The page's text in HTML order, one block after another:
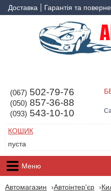
Доставка Гарантія та
(067) 502-79-76
(050) 857-36-88
(093) 543-10-10
КОШИК
пуста
Меню
Автомагазин Автоінтер'єр